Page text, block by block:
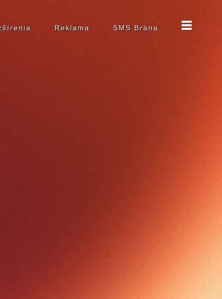
Reklama SMS Brána